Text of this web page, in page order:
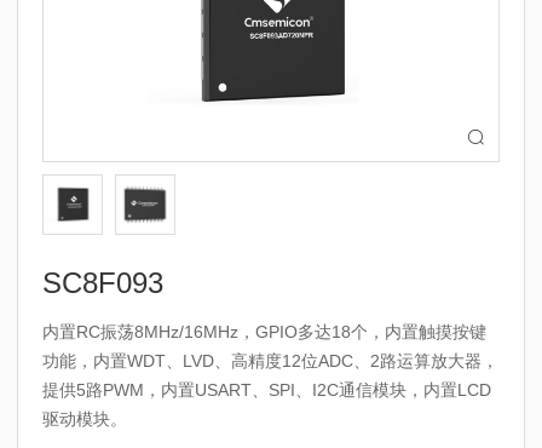
SC8F093
内置RC振荡8MHz/16MHz，GPIO多达18个，内置触摸按键
功能，内置WDT、LVD、高精度12位ADC、2路运算放大器，
提供5路PWM，内置USART、SPI、I2C通信模块，内置LCD
驱动模块。
